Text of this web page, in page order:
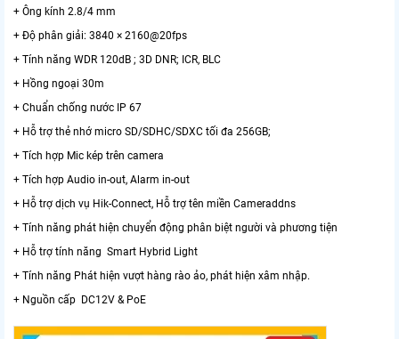
+ Ông kính 2.8/4 mm
+ Độ phân giải: 3840 × 2160@20fps
+ Tính năng WDR 120dB ; 3D DNR; ICR, BLC
+ Hồng ngoại 30m
+ Chuẩn chống nước IP 67
+ Hỗ trợ thẻ nhớ micro SD/SDHC/SDXC tối đa 256GB;
+ Tích hợp Mic kép trên camera
+ Tích hợp Audio in-out, Alarm in-out
+ Hỗ trợ dịch vụ Hik-Connect, Hỗ trợ tên miền Cameraddns
+ Tính năng phát hiện chuyển động phân biệt người và phương tiện
+ Hỗ trợ tính năng Smart Hybrid Light
+ Tính năng Phát hiện vượt hàng rào ảo, phát hiện xâm nhập.
+ Nguồn cấp DC12V & PoE